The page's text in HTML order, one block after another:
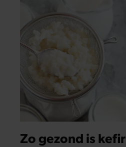
Zo gezond is kefir